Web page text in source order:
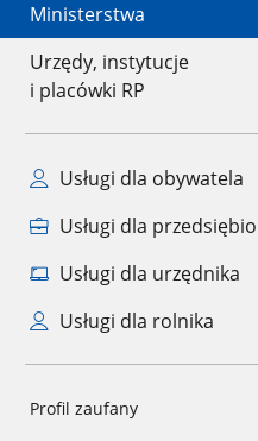
Ministerstwa
Urzędy, instytucje
i placówki RP
Usługi dla obywatela
Usługi dla
Usługi dla urzędnika
Usługi dla rolnika
Profil zaufany